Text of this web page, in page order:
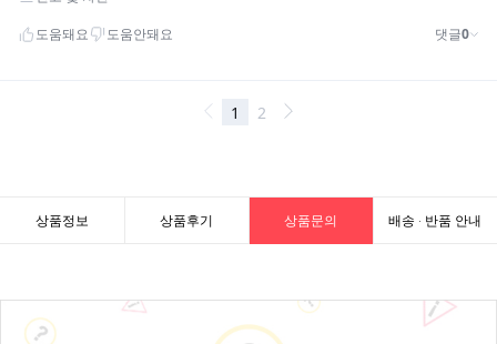
상품정보 상품후기 상품문의 배송 · 반품 안내